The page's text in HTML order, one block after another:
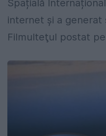
Spațială
internet şi a generat
Filmulteţul postat